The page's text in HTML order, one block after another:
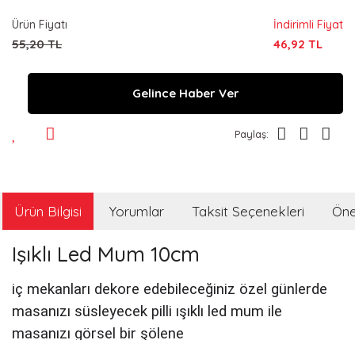
Ürün Fiyatı
55,20 TL
İndirimli Fiyat
46,92 TL
Gelince Haber Ver
Paylaş:
Ürün Bilgisi Yorumlar Taksit Seçenekleri
Işıklı Led Mum 10cm
iç mekanları dekore edebileceğiniz özel günlerde
masanızı süsleyecek pilli ışıklı led mum ile
masanızı görsel bir şölene